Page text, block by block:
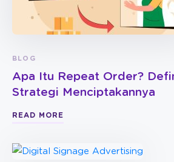
BLOG
Apa Itu Repeat Order?
Strategi Menciptakannya
READ MORE